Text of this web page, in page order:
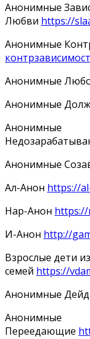
Анонимные
Любви https://
Анонимные
Анонимные
Анонимные
Анонимные
Анонимные
Ал-Анон https://
Нар-Анон
И-Анон http://
Взрослые дети
семей https://
Анонимные
Анонимные
Переедающие